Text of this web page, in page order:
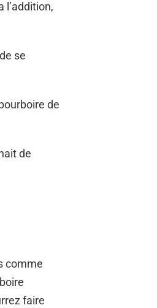
l’addition,
se
de
de
comme
faire